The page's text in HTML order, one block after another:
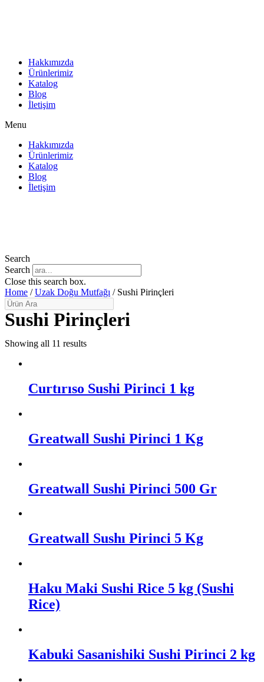
Hakkımızda
Ürünlerimiz
Katalog
Blog
İletişim
Menu
Hakkımızda
Ürünlerimiz
Katalog
Blog
İletişim
Search
Search
Close this search box.
Home /Uzak Doğu Mutfağı / Sushi Pirinçleri
Sushi Pirinçleri
Showing all 11 results
Curtırıso Sushi Pirinci 1 kg
Greatwall Sushi Pirinci 1 Kg
Greatwall Sushi Pirinci 500 Gr
Greatwall Sushı Pirinci 5 Kg
Haku Maki Sushi Rice 5 kg (Sushi
Rice)
Kabuki Sasanishiki Sushi Pirinci 2 kg